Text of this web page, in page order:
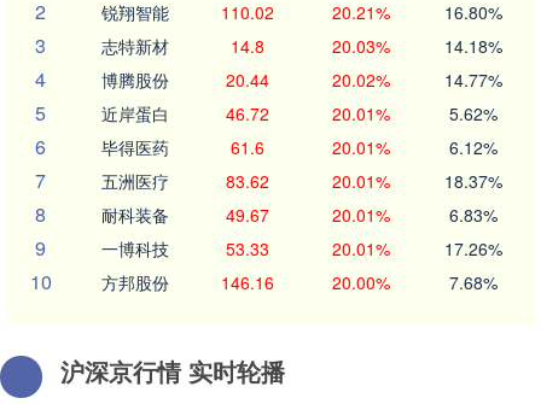
2 锐翔智能 110.02 20.21% 16.80%
3 志特新材 14.8 20.03% 14.18%
4 博腾股份 20.44 20.02% 14.77%
5 近岸蛋白 46.72 20.01% 5.62%
6 毕得医药 61.6 20.01% 6.12%
7 五洲医疗 83.62 20.01% 18.37%
8 耐科装备 49.67 20.01% 6.83%
9 一博科技 53.33 20.01% 17.26%
10 方邦股份 146.16 20.00% 7.68%
沪深京行情 实时轮播